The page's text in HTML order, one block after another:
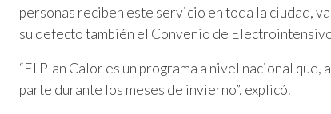
personas reciben este servicio en toda la ciudad,
su defecto también el Convenio de
“El Plan Calor es un programa a nivel nacional
parte durante los meses de invierno”, explicó.